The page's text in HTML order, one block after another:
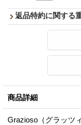
返品特約に関する
商品詳細
Grazioso（グラッツ